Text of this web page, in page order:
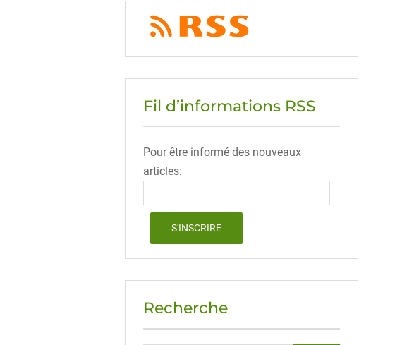
Fil d’informations RSS
Pour être informé des nouveaux
articles:
Recherche